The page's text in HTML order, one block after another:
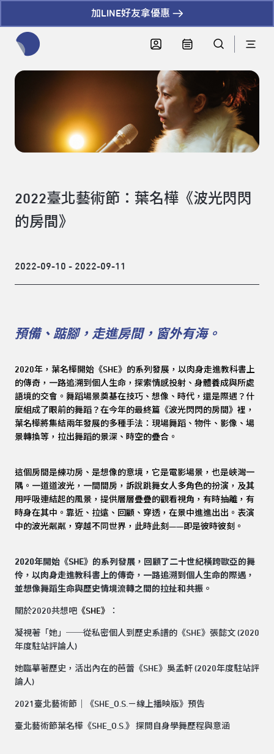
加LINE好友拿優惠
2022臺北藝術節：葉名樺《波光閃閃
的房間》
2022-09-10 - 2022-09-11
預備、踮腳，走進房間，窗外有海。
2020年，葉名樺開始《SHE》的系列發展，以肉身走進教科書上
的傳奇，一路追溯到個人生命，探索情感投射、身體養成與所處
語境的交會。舞蹈場景奠基在技巧、想像、時代，還是際遇？什
麼組成了眼前的舞蹈？在今年的最終篇《波光閃閃的房間》裡，
葉名樺將集結兩年發展的多種手法：現場舞蹈、物件、影像、場
景轉換等，拉出舞蹈的景深、時空的疊合。
這個房間是練功房、是想像的意境，它是電影場景，也是峽灣一
隅。一道道波光，一間間房，訴說跳舞女人多角色的扮演，及其
用呼吸連結起的風景，提供層層疊疊的觀看視角，有時抽離，有
時身在其中。靠近、拉遠、回顧、穿透，在景中進進出出。表演
中的波光粼粼，穿越不同世界，此時此刻——即是彼時彼刻。
2020年開始《SHE》的系列發展，回顧了二十世紀橫跨歐亞的舞
伶，以肉身走進教科書上的傳奇，一路追溯到個人生命的際遇，
並想像舞蹈生命與歷史情境流轉之間的拉扯和共振。
關於2020共想吧 《SHE》 ：
凝視著「她」──從私密個人到歷史系譜的《SHE》 張懿文 (2020
年度駐站評論人)
她臨摹著歷史，活出內在的芭蕾《SHE》 吳孟軒 (2020年度駐站評
論人)
2021臺北藝術節｜ 《SHE_O.S.－線上播映版》 預告
臺北藝術節葉名樺《SHE_O.S.》 探問自身學舞歷程與意涵